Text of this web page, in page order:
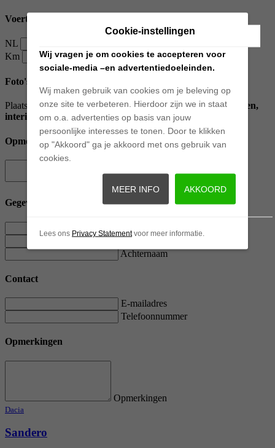
Voertuiggegevens
NL
Km
Kilometerstand
Foto's
Plaats enkele foto's van devoorkant, achterkant, beide kanten,
interieur, dashboarden eventueleschade .
Opmerkingen
Gegevens
Tussenvoegsel
Achternaam
Contact
E-mailadres
Telefoonnummer
Opmerkingen
Opmerkingen
Dacia
Sandero
Cookie-instellingen
Wij vragen je om cookies te accepteren voor
sociale-media –en advertentiedoeleinden.
Wij maken gebruik van cookies om je beleving op
onze site te verbeteren. Hierdoor zijn we in staat
om o.a. advertenties op basis van jouw
persoonlijke interesses te tonen. Door te klikken
op "Akkoord" ga je akkoord met ons gebruik van
cookies.
AKKOORD
MEER INFO
Lees ons Privacy Statementvoor meer informatie.